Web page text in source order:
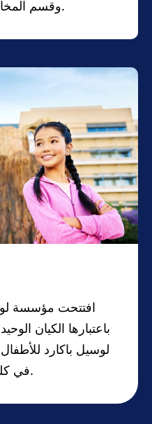
وقسم المخاض والولادة في مبنى واحد.
افتتحت مؤسسة
باعتبارها الكيان
لوسيل باكارد
في كلية الطب بجامعة ستانفورد.